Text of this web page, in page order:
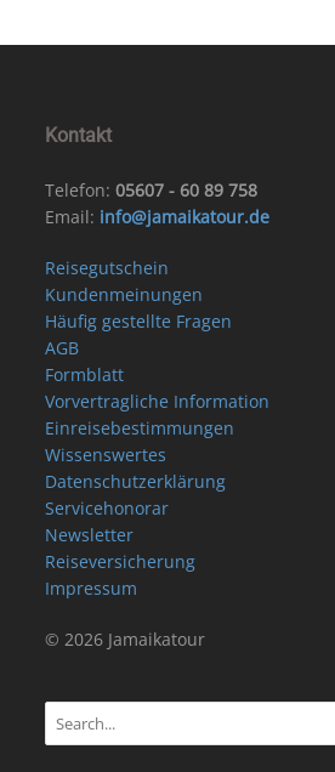
Kontakt
Telefon:05607 - 60 89 758
Email: info@jamaikatour.de
Reisegutschein
Kundenmeinungen
Häufig gestellte Fragen
AGB
Formblatt
Vorvertragliche Information
Einreisebestimmungen
Wissenswertes
Datenschutzerklärung
Servicehonorar
Newsletter
Reiseversicherung
Impressum
© 2026 Jamaikatour